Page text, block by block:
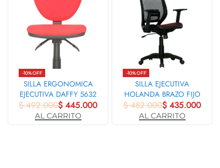
-10% OFF
SILLA ERGONOMICA
EJECUTIVA DAFFY 5632
$492.000$ 445.000
AL CARRITO
-10% OFF
SILLA EJECUTIVA
HOLANDA BRAZO FIJO
31420
$482.000$ 435.000
AL CARRITO